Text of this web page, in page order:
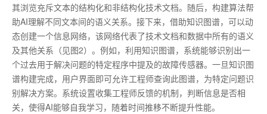
其浏览充斥文本的结构化和非结构化技术文档。随后，构建算法帮
助AI理解不同文本间的语义关系。接下来，借助知识图谱，可以动
态创建一个信息网络，该网络代表了技术文档和数据中所有的语义
及其他关系（见图2）。例如，利用知识图谱，系统能够识别出一
个过去用于解决问题的特定程序中提及的故障传感器。一旦知识图
谱构建完成，用户界面即可允许工程师查询此图谱，为特定问题识
别解决方案。系统设置收集工程师反馈的机制，判断信息是否相
关，使得AI能够自我学习，随着时间推移不断提升性能。